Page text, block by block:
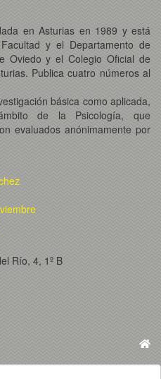
en Asturias en 1989 y está
y el Departamento de
Oviedo y el Colegio Oficial de
Publica cuatro números al
básica como aplicada,
de la Psicología, que
evaluados anónimamente por
Río, 4, 1º B